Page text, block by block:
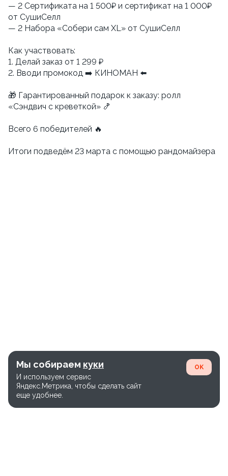
— 2 Сертификата на 1 500₽ и сертификат на 1 000₽
от СушиСелл
— 2 Набора «Собери сам XL» от СушиСелл
Как участвовать:
1. Делай заказ от 1 299 ₽
2. Вводи промокод ➡️ КИНОМАН ⬅️
🎁 Гарантированный подарок к заказу: ролл
«Сэндвич с креветкой» 🍤
Всего 6 победителей 🔥
Итоги подведём 23 марта с помощью рандомайзера
Мы собираем куки
И используем сервис
Яндекс.Метрика, чтобы сделать сайт
еще удобнее.
OK